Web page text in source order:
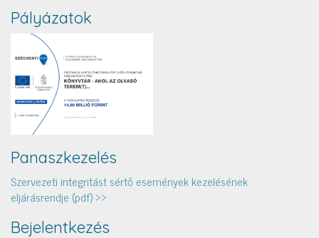
Pályázatok
Panaszkezelés
Szervezeti integritást sértő események kezelésének
eljárásrendje (pdf) >>
Bejelentkezés